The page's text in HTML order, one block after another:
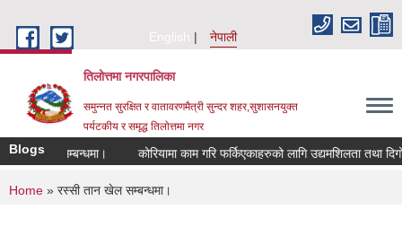
English
नेपाली
तिलोत्तमा नगरपालिका
समुन्नत सुरक्षित र वातावरणमैत्री सुन्दर शहर,सुशासनयुक्त
पर्यटकीय र समृद्ध तिलाेत्तमा नगर
Blogs
ठेका सम्बन्धमा। कोरियामा काम गरि फर्किएकाहरुको लागि उद्यमशिलता तथा दिगो
You are here
Home » रस्सी तान खेल सम्बन्धमा।